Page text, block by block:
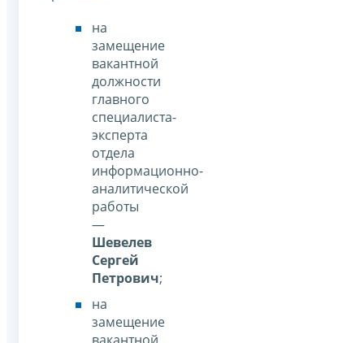
на
замещение
вакантной
должности
главного
специалиста-
эксперта
отдела
информационно-
аналитической
работы
—
Шевелев
Сергей
Петрович;
на
замещение